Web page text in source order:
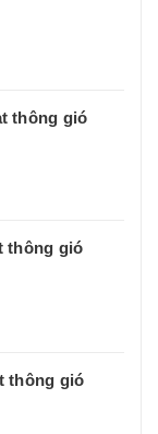
thông gió
thông gió
thông gió